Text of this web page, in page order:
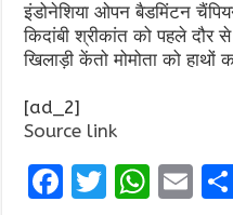
इंडोनेशिया ओपन बैडमिंटन
किदांबी श्रीकांत को पहले दौर
खिलाड़ी केंतो मोमोता को हाथों
[ad_2]
Source link
F
T
W E